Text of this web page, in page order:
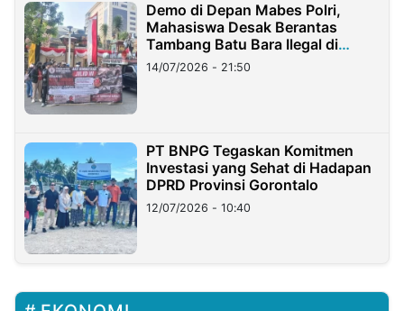
Demo di Depan Mabes Polri,
Mahasiswa Desak Berantas
Tambang Batu Bara Ilegal di
Lampung
14/07/2026 - 21:50
PT BNPG Tegaskan Komitmen
Investasi yang Sehat di Hadapan
DPRD Provinsi Gorontalo
12/07/2026 - 10:40